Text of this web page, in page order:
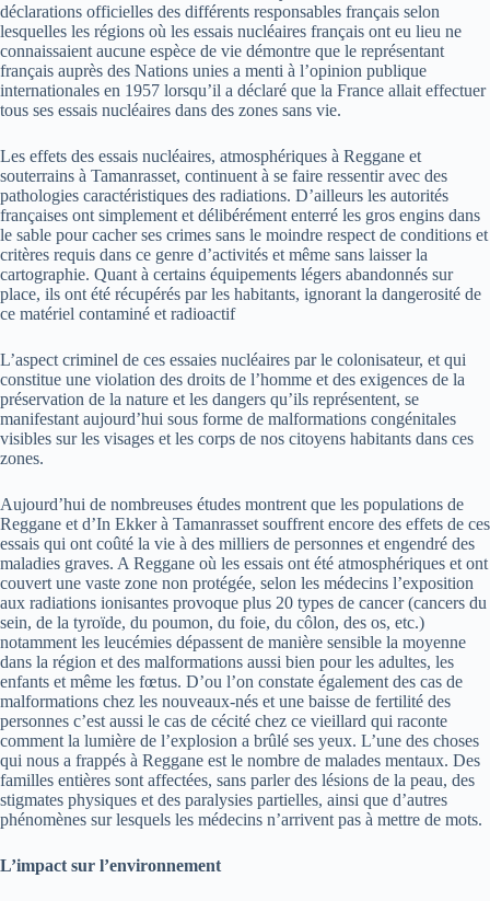
déclarations officielles des différents responsables français selon
lesquelles les régions où les essais nucléaires français ont eu lieu ne
connaissaient aucune espèce de vie démontre que le représentant
français auprès des Nations unies a menti à l’opinion publique
internationales en 1957 lorsqu’il a déclaré que la France allait effectuer
tous ses essais nucléaires dans des zones sans vie.
Les effets des essais nucléaires, atmosphériques à Reggane et
souterrains à Tamanrasset, continuent à se faire ressentir avec des
pathologies caractéristiques des radiations. D’ailleurs les autorités
françaises ont simplement et délibérément enterré les gros engins dans
le sable pour cacher ses crimes sans le moindre respect de conditions et
critères requis dans ce genre d’activités et même sans laisser la
cartographie. Quant à certains équipements légers abandonnés sur
place, ils ont été récupérés par les habitants, ignorant la dangerosité de
ce matériel contaminé et radioactif
L’aspect criminel de ces essaies nucléaires par le colonisateur, et qui
constitue une violation des droits de l’homme et des exigences de la
préservation de la nature et les dangers qu’ils représentent, se
manifestant aujourd’hui sous forme de malformations congénitales
visibles sur les visages et les corps de nos citoyens habitants dans ces
zones.
Aujourd’hui de nombreuses études montrent que les populations de
Reggane et d’In Ekker à Tamanrasset souffrent encore des effets de ces
essais qui ont coûté la vie à des milliers de personnes et engendré des
maladies graves. A Reggane où les essais ont été atmosphériques et ont
couvert une vaste zone non protégée, selon les médecins l’exposition
aux radiations ionisantes provoque plus 20 types de cancer (cancers du
sein, de la tyroïde, du poumon, du foie, du côlon, des os, etc.)
notamment les leucémies dépassent de manière sensible la moyenne
dans la région et des malformations aussi bien pour les adultes, les
enfants et même les fœtus. D’ou l’on constate également des cas de
malformations chez les nouveaux-nés et une baisse de fertilité des
personnes c’est aussi le cas de cécité chez ce vieillard qui raconte
comment la lumière de l’explosion a brûlé ses yeux. L’une des choses
qui nous a frappés à Reggane est le nombre de malades mentaux. Des
familles entières sont affectées, sans parler des lésions de la peau, des
stigmates physiques et des paralysies partielles, ainsi que d’autres
phénomènes sur lesquels les médecins n’arrivent pas à mettre de mots.
L’impact sur l’environnement